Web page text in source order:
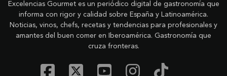
Excelencias Gourmet es un periódico digital de gastronomía que
informa con rigor y calidad sobre España y Latinoamérica.
Noticias, vinos, chefs, recetas y tendencias para profesionales y
amantes del buen comer en Iberoamérica. Gastronomía que
cruza fronteras.